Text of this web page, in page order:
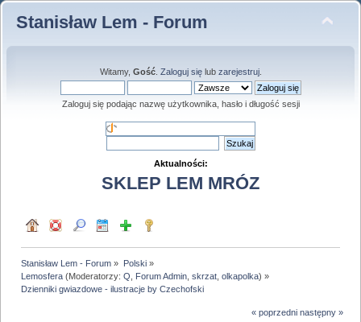
Stanisław Lem - Forum
Witamy, Gość. Zaloguj sięlub zarejestruj.
Zaloguj się podając nazwę użytkownika, hasło i długość sesji
Aktualności:
SKLEP LEM MRÓZ
Stanisław Lem - Forum » Polski»
Lemosfera (Moderatorzy:Q Forum Admin ,skrzat ,olkapolka) »
Dzienniki gwiazdowe - ilustracje by Czechofski
« poprzedni następny »